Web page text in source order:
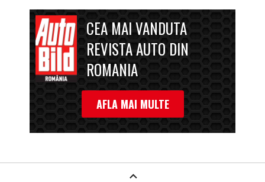
CEA MAI VANDUTA
REVISTA AUTO DIN
ROMANIA
AFLA MAI MULTE